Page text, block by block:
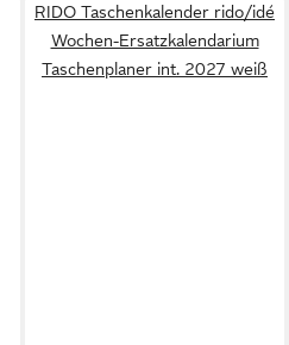
RIDO Taschenkalender rido/idé
Wochen-Ersatzkalendarium
Taschenplaner int. 2027 weiß